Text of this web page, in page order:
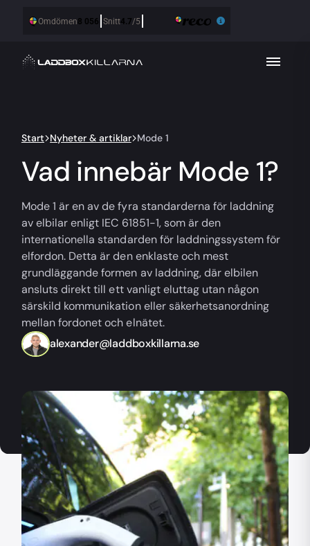
Start Nyheter & artiklar Mode 1
Vad innebär Mode 1?
Mode 1 är en av de fyra standarderna för laddning
av elbilar enligt IEC 61851-1, som är den
internationella standarden för laddningssystem för
elfordon. Detta är den enklaste och mest
grundläggande formen av laddning, där elbilen
ansluts direkt till ett vanligt eluttag utan någon
särskild kommunikation eller säkerhetsanordning
mellan fordonet och elnätet.
alexander@laddboxkillarna.se